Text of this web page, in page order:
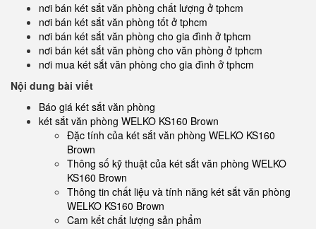
nơi bán két sắt văn phòng chất lượng ở tphcm
nơi bán két sắt văn phòng tốt ở tphcm
nơi bán két sắt văn phòng cho gia đình ở tphcm
nơi bán két sắt văn phòng cho văn phòng ở tphcm
nơi mua két sắt văn phòng cho gia đình ở tphcm
Nội dung bài viết
Báo giá két sắt văn phòng
két sắt văn phòng WELKO KS160 Brown
Đặc tính của két sắt văn phòng WELKO KS160
Brown
Thông số kỹ thuật của két sắt văn phòng WELKO
KS160 Brown
Thông tin chất liệu và tính năng két sắt văn phòng
WELKO KS160 Brown
Cam kết chất lượng sản phẩm